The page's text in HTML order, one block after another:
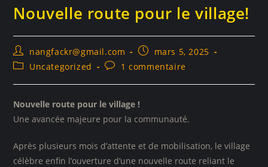
Nouvelle route pour le village!
nangfackr@gmail.com
mars 5, 2025
Uncategorized
1 commentaire
Nouvelle route pour le village !
Une avancée majeure pour la communauté.
Après plusieurs mois d’attente et de mobilisation, le village
célèbre enfin l’ouverture d’une nouvelle route reliant le